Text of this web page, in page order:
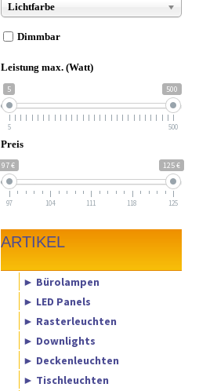
Lichtfarbe
Dimmbar
Leistung max. (Watt)
5 500
5 500
Preis
97 € 125 €
97 104 111 118 125
ARTIKEL
► Bürolampen
► LED Panels
► Rasterleuchten
► Downlights
► Deckenleuchten
► Tischleuchten